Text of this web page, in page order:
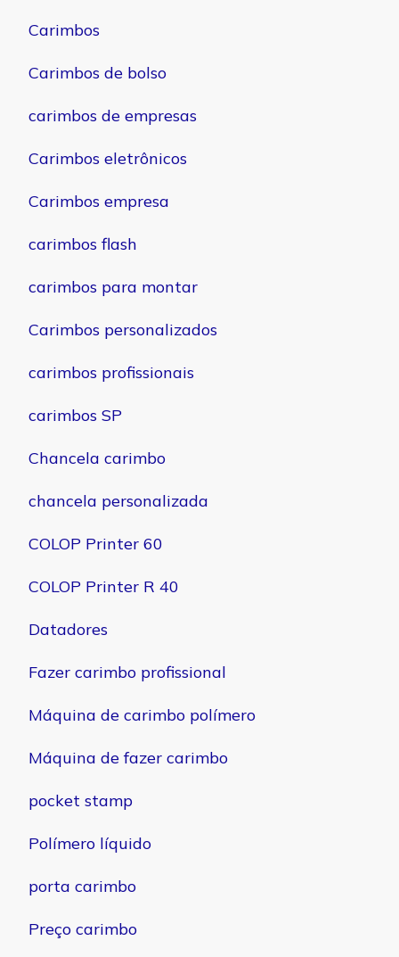
Carimbos
Carimbos de bolso
carimbos de empresas
Carimbos eletrônicos
Carimbos empresa
carimbos flash
carimbos para montar
Carimbos personalizados
carimbos profissionais
carimbos SP
Chancela carimbo
chancela personalizada
COLOP Printer 60
COLOP Printer R 40
Datadores
Fazer carimbo profissional
Máquina de carimbo polímero
Máquina de fazer carimbo
pocket stamp
Polímero líquido
porta carimbo
Preço carimbo